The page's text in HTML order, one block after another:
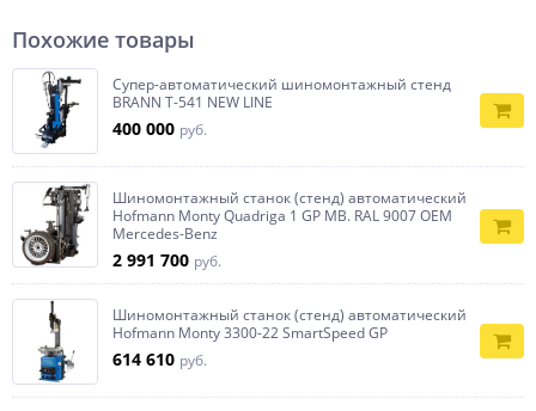
Похожие товары
Супер-автоматический шиномонтажный стенд
BRANN Т-541 NEW LINE
400 000 руб.
Шиномонтажный станок (стенд) автоматический
Hofmann Monty Quadriga 1 GP MB. RAL 9007 OEM
Mercedes-Benz
2 991 700 руб.
Шиномонтажный станок (стенд) автоматический
Hofmann Monty 3300-22 SmartSpeed GP
614 610 руб.